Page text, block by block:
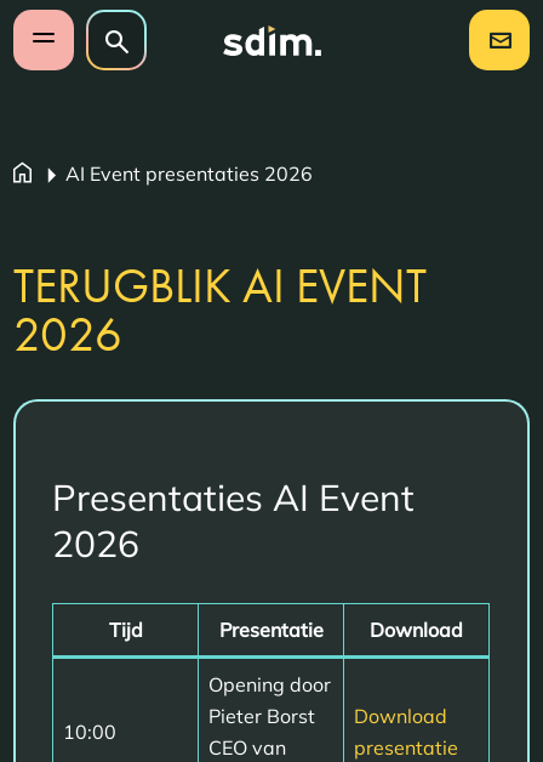
Navigatie overslaan
Open mobiel menu
Zoeken op website
Zoeken
AI Event presentaties 2026
TERUGBLIK AI EVENT
2026
Presentaties AI Event
2026
Tijd Presentatie Download
10:00
Opening door
Pieter Borst
CEO van
Download
presentatie